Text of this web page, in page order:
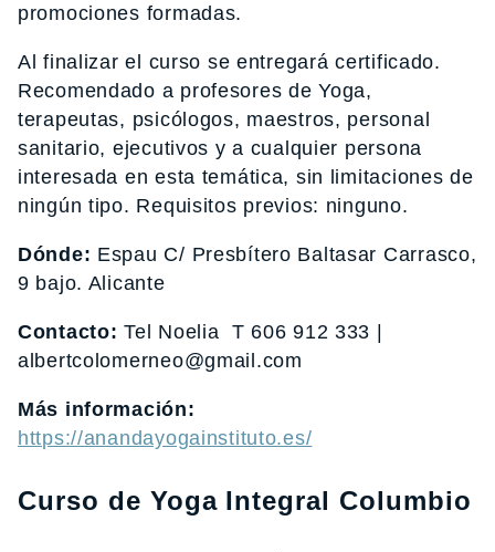
promociones formadas.
Al finalizar el curso se entregará certificado.
Recomendado a profesores de Yoga,
terapeutas, psicólogos, maestros, personal
sanitario, ejecutivos y a cualquier persona
interesada en esta temática, sin limitaciones de
ningún tipo. Requisitos previos: ninguno.
Dónde: Espau C/ Presbítero Baltasar Carrasco,
9 bajo. Alicante
Contacto: Tel Noelia T 606 912 333 |
albertcolomerneo@gmail.com
Más información:
https://anandayogainstituto.es/
Curso de Yoga Integral Columbio